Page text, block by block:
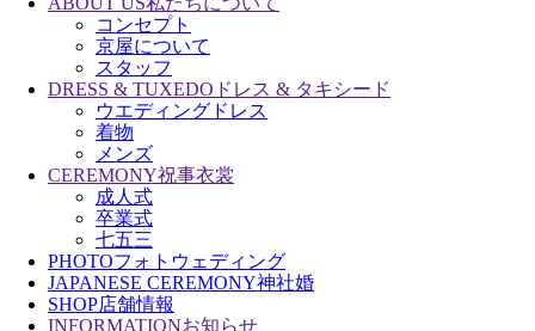
コンセプト
京屋について
スタッフ
DRESS & TUXEDO ドレス & タキシード
ウエディングドレス
着物
メンズ
CEREMONY祝事衣裳
成人式
卒業式
七五三
PHOTOフォトウェディング
JAPANESE CEREMONY神社婚
SHOP店舗情報
INFORMATIONお知らせ